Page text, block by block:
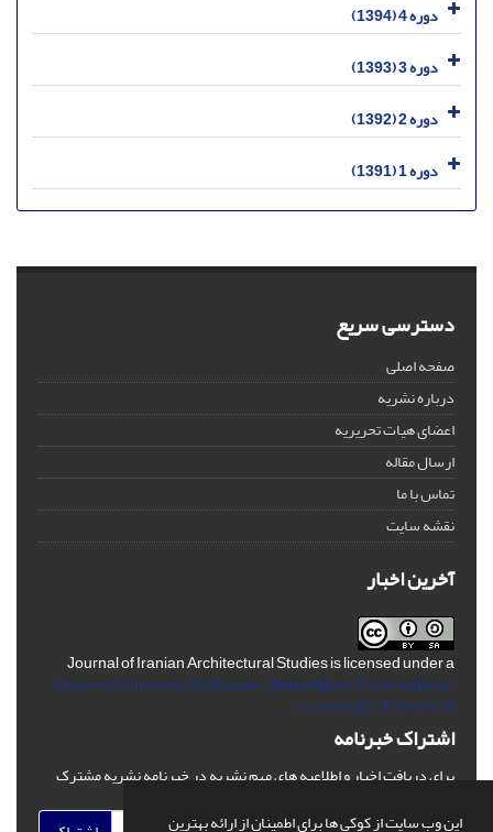
این وب سایت از کوکی ها برای اطمینان از ارائه بهترین
دوره 4 (1394)
دوره 3 (1393)
دوره 2 (1392)
دوره 1 (1391)
دسترسی سریع
صفحه اصلی
درباره نشریه
اعضای هیات تحریریه
ارسال مقاله
تماس با ما
نقشه سایت
آخرین اخبار
Journal of Iranian Architectural Studies is licensed under a
Creative Commons Attribution-ShareAlike 4.0 International
License. (CC BY-AA 4.0)
اشتراک خبرنامه
برای دریافت اخبار و اطلاعیه های مهم نشریه در خبرنامه نشریه مشترک